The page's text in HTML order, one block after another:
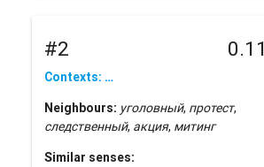
#2 0.11
Contexts: …
Neighbours: уголовный, протест,
следственный, акция, митинг
Similar senses: